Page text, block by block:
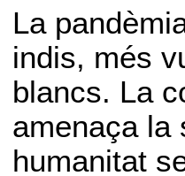
La
indis, més
blancs. La
amenaça la
humanitat